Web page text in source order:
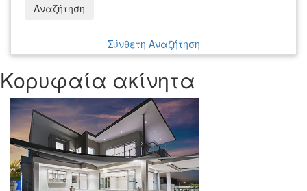
Αναζήτηση
Σύνθετη Αναζήτηση
Κορυφαία ακίνητα